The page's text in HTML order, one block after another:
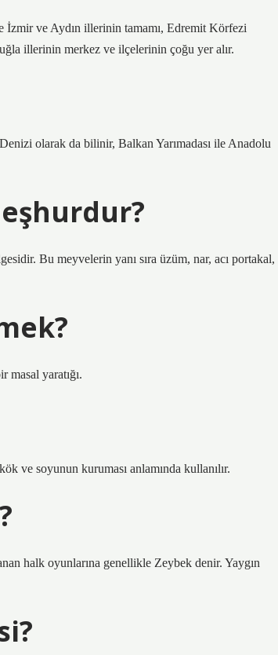
İzmir ve Aydın illerinin tamamı, Edremit Körfezi
illerinin merkez ve ilçelerinin çoğu yer alır.
olarak da bilinir, Balkan Yarımadası ile Anadolu
Bu meyvelerin yanı sıra üzüm, nar, acı portakal,
yaratığı.
ve soyunun kuruması anlamında kullanılır.
halk oyunlarına genellikle Zeybek denir. Yaygın